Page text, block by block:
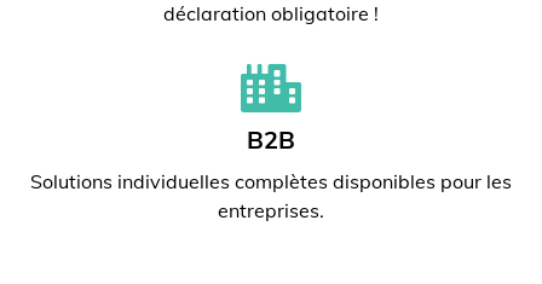
déclaration obligatoire !
B2B
Solutions individuelles complètes disponibles pour les
entreprises.